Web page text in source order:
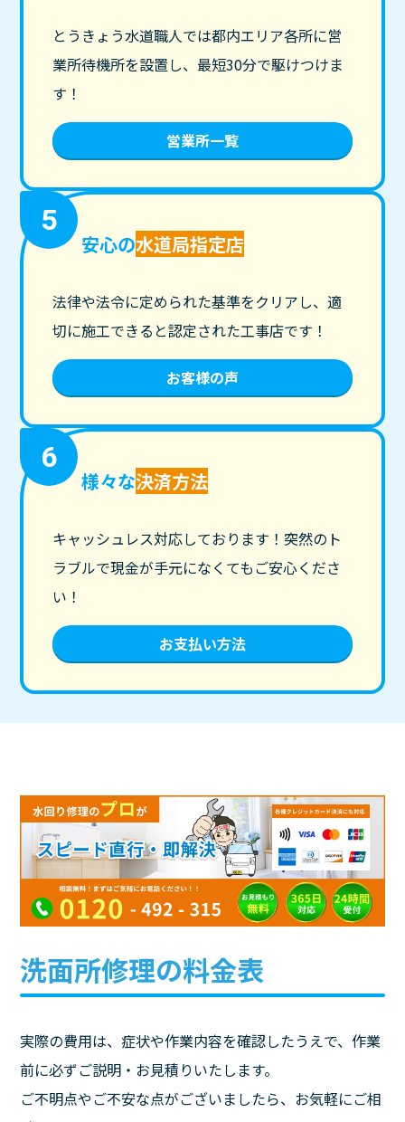
とうきょう水道職人では都内エリア各所に営
業所待機所を設置し、最短30分で駆けつけま
す！
営業所一覧
5
安心の水道局指定店
法律や法令に定められた基準をクリアし、適
切に施工できると認定された工事店です！
お客様の声
6
様々な決済方法
キャッシュレス対応しております！突然のト
ラブルで現金が手元になくてもご安心くださ
い！
お支払い方法
洗面所修理の料金表
実際の費用は、症状や作業内容を確認したうえで、作業
前に必ずご説明・お見積りいたします。
ご不明点やご不安な点がございましたら、お気軽にご相